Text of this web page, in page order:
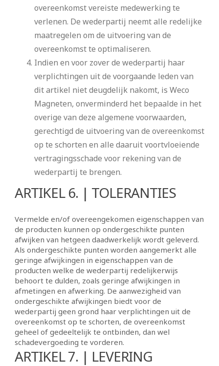
overeenkomst vereiste medewerking te
verlenen. De wederpartij neemt alle redelijke
maatregelen om de uitvoering van de
overeenkomst te optimaliseren.
Indien en voor zover de wederpartij haar
verplichtingen uit de voorgaande leden van
dit artikel niet deugdelijk nakomt, is Weco
Magneten, onverminderd het bepaalde in het
overige van deze algemene voorwaarden,
gerechtigd de uitvoering van de overeenkomst
op te schorten en alle daaruit voortvloeiende
vertragingsschade voor rekening van de
wederpartij te brengen.
ARTIKEL 6. | TOLERANTIES
Vermelde en/of overeengekomen eigenschappen van
de producten kunnen op ondergeschikte punten
afwijken van hetgeen daadwerkelijk wordt geleverd.
Als ondergeschikte punten worden aangemerkt alle
geringe afwijkingen in eigenschappen van de
producten welke de wederpartij redelijkerwijs
behoort te dulden, zoals geringe afwijkingen in
afmetingen en afwerking. De aanwezigheid van
ondergeschikte afwijkingen biedt voor de
wederpartij geen grond haar verplichtingen uit de
overeenkomst op te schorten, de overeenkomst
geheel of gedeeltelijk te ontbinden, dan wel
schadevergoeding te vorderen.
ARTIKEL 7. | LEVERING